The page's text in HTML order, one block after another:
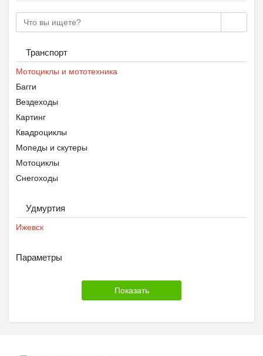
Транспорт
Мотоциклы и мототехника
Багги
Вездеходы
Картинг
Квадроциклы
Мопеды и скутеры
Мотоциклы
Снегоходы
Удмуртия
Ижевск
Параметры